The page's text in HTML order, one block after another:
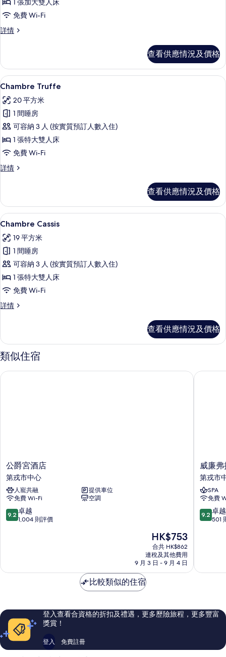
Moutarde
的
相
1 張加大雙人床
免費 Wi-Fi
詳情
Chambre
查看供應情況及價格
載
入
所
有
Chambre
Truffe
的
相
Chambre Truffe | 房內夾萬、書桌、
4
Chambre Truffe
20 平方米
1 間睡房
可容納 3 人 (按實質預訂人數入住)
1 張特大雙人床
免費 Wi-Fi
詳情
Chambre
查看供應情況及價格
載
入
所
有
Chambre
Cassis
的
相
Chambre Cassis | 房內夾萬、書桌、
4
Chambre Cassis
19 平方米
1 間睡房
可容納 3 人 (按實質預訂人數入住)
1 張特大雙人床
免費 Wi-Fi
詳情
Chambre
查看供應情況及價格
類似住宿
公
爵
宮
酒
店
第
戎
公爵宮酒店
第戎市中心
人寵共融
提供車位
免費 Wi-Fi
空調
9.2
分
卓
評
價
評
9.2 卓越
1,004 則評價
現
售
HK$753
HK$753
合共 HK$862
連稅及其他費用
9 月 3 日 - 9 月 4 日
公爵宮酒店
威
廉
弗
拉
肖
紅
帽
中
威廉
第戎市
SPA
免費
9.2
分
卓
評
價
9.2 卓越
501
威廉弗
比較類似的住宿
登入查看合資格的折扣及禮遇，更多歷險旅程，更多豐富
獎賞！
登入 免費註冊